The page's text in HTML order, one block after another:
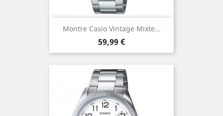
Montre Casio Vintage Mixte...
Prix
59,99 €